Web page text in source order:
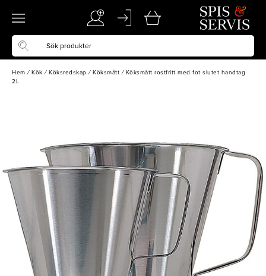
Hem / Kök / Köksredskap / Köksmått / Köksmått rostfritt med fot slutet handtag
2L